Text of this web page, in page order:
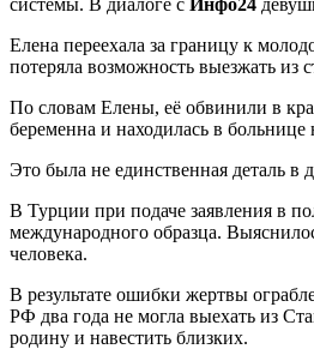
Елена переехала за границу к
потеряла возможность выезжать из
По словам Елены, её обвинили в
беременна и находилась в
Это была не единственная деталь
В Турции при подаче заявления в
международного образца.
человека.
В результате ошибки жертвы
РФ два года не могла выехать из
родину и навестить близких.